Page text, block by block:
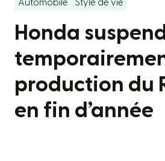
Automobile Style de vie
Honda
production du
en fin d’année